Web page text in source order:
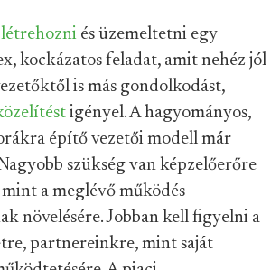
létrehozni és üzemeltetni egy
kockázatos feladat, amit nehéz jól
is más gondolkodást,
igényel. A hagyományos,
építő vezetői modell már
szükség van képzelőerőre
a meglévő működés
növelésére. Jobban kell figyelni a
partnereinkre, mint saját